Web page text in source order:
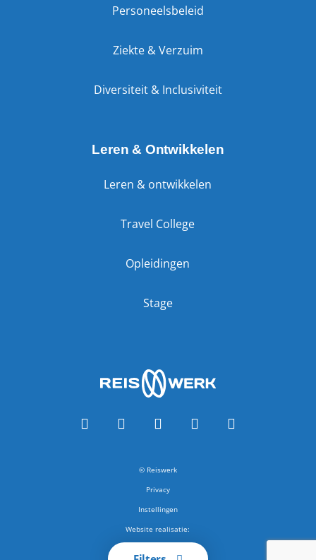
Personeelsbeleid
Ziekte & Verzuim
Diversiteit & Inclusiviteit
Leren & Ontwikkelen
Leren & ontwikkelen
Travel College
Opleidingen
Stage
© Reiswerk
Privacy
Instellingen
Website realisatie: